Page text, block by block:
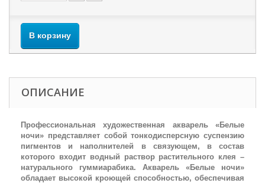
В корзину
ОПИСАНИЕ
Профессиональная художественная акварель «Белые
ночи» представляет собой тонкодисперсную суспензию
пигментов и наполнителей в связующем, в состав
которого входит водный раствор растительного клея –
натурального гуммиарабика. Акварель «Белые ночи»
обладает высокой кроющей способностью, обеспечивая